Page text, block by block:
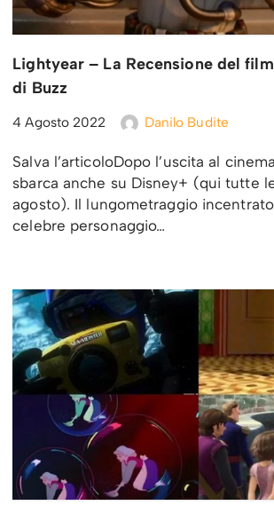
Lightyear – La Recensione del
di Buzz
4 Agosto 2022 Danilo Budite
Salva l’articoloDopo l’uscita al
sbarca anche su Disney+ (qui tutte
agosto). Il lungometraggio
celebre personaggio…